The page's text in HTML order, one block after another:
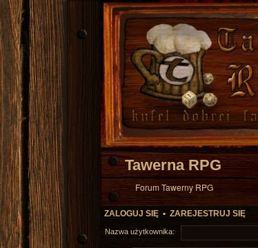
Tawerna RPG
Forum Tawerny RPG
ZALOGUJ SIĘ • ZAREJESTRUJ SIĘ
Nazwa użytkownika: